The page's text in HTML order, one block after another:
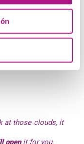
a few days so I
.
my brother. I’m
your mess again.
the lottery for sure,
at those clouds, it
ll openit for you.